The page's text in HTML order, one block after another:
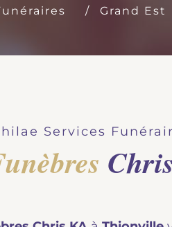
Grand Est
Services